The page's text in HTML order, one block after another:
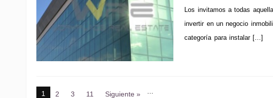
Los invitamos a todas
invertir en un negocio
categoría para instalar […]
1 2 3 …
11 Siguiente »